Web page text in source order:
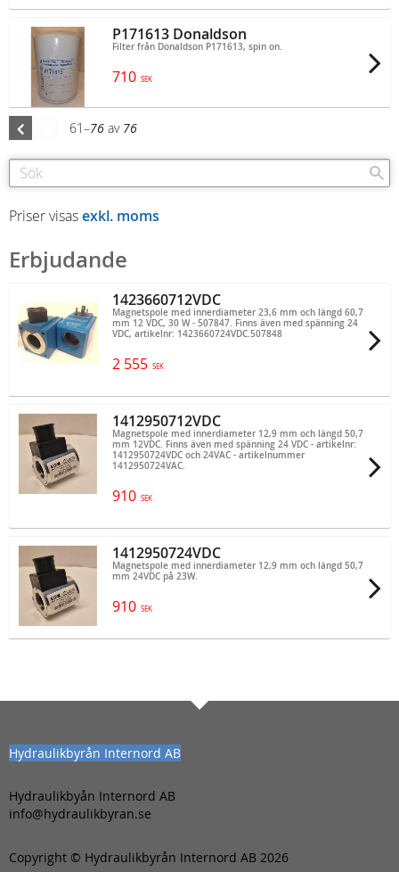
P171613 Donaldson
Filter från Donaldson P171613, spin on.
710 SEK
61–76 av 76
Priser visasexkl. moms
Erbjudande
1423660712VDC
Magnetspole med innerdiameter 23,6 mm och längd 60,7
mm 12 VDC, 30 W - 507847. Finns även med spänning 24
VDC, artikelnr: 1423660724VDC.507848
2 555 SEK
1412950712VDC
Magnetspole med innerdiameter 12,9 mm och längd 50,7
mm 12VDC. Finns även med spänning 24 VDC - artikelnr:
1412950724VDC och 24VAC - artikelnummer
1412950724VAC.
910 SEK
1412950724VDC
Magnetspole med innerdiameter 12,9 mm och längd 50,7
mm 24VDC på 23W.
910 SEK
Hydraulikbyrån Internord AB
Hydraulikbyån Internord AB
info@hydraulikbyran.se
Copyright © Hydraulikbyrån Internord AB 2026